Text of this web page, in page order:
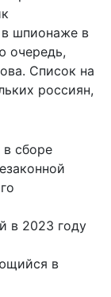
в шпионаже в
очередь,
Список на
россиян,
сборе
в 2023 году
в